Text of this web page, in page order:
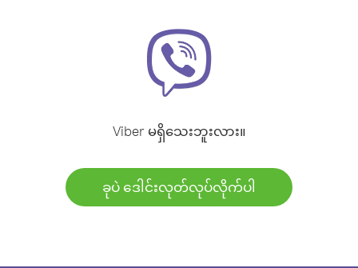
Viber မရှိသေးဘူးလား။
ခုပဲ ဒေါင်းလုတ်လုပ်လိုက်ပါ